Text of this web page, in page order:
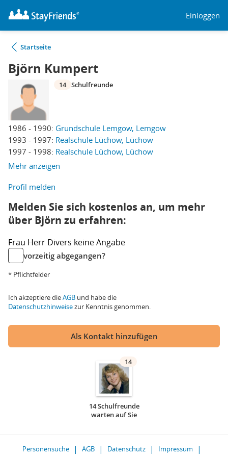
Einloggen
Startseite
Björn Kumpert
1986 - 1990: Grundschule Lemgow, Lemgow
1993 - 1997: Realschule Lüchow, Lüchow
1997 - 1998: Realschule Lüchow, Lüchow
Mehr anzeigen
14 Schulfreunde
Profil melden
Melden Sie sich kostenlos an, um mehr
über Björn zu erfahren:
Frau Herr Divers keine Angabe
vorzeitig abgegangen?
* Pflichtfelder
Ich akzeptiere dieAGB und habe die
Datenschutzhinweisezur Kenntnis genommen.
Als Kontakt hinzufügen
14
14 Schulfreunde
warten auf Sie
Personensuche AGB Datenschutz
Impressum